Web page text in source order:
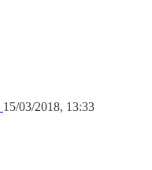
15/03/2018, 13:33